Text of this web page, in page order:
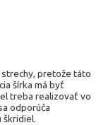
strechy, pretože táto
šírka má byť
treba realizovať vo
odporúča
škridiel.